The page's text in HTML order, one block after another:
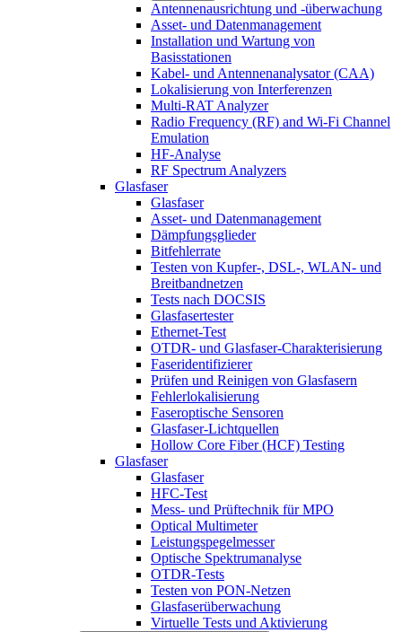
Antennenausrichtung und -überwachung
Asset- und Datenmanagement
Installation und Wartung von
Basisstationen
Kabel- und Antennenanalysator (CAA)
Lokalisierung von Interferenzen
Multi-RAT Analyzer
Radio Frequency (RF) and Wi-Fi Channel
Emulation
HF-Analyse
RF Spectrum Analyzers
Glasfaser
Glasfaser
Asset- und Datenmanagement
Dämpfungsglieder
Bitfehlerrate
Testen von Kupfer-, DSL-, WLAN- und
Breitbandnetzen
Tests nach DOCSIS
Glasfasertester
Ethernet-Test
OTDR- und Glasfaser-Charakterisierung
Faseridentifizierer
Prüfen und Reinigen von Glasfasern
Fehlerlokalisierung
Faseroptische Sensoren
Glasfaser-Lichtquellen
Hollow Core Fiber (HCF) Testing
Glasfaser
Glasfaser
HFC-Test
Mess- und Prüftechnik für MPO
Optical Multimeter
Leistungspegelmesser
Optische Spektrumanalyse
OTDR-Tests
Testen von PON-Netzen
Glasfaserüberwachung
Virtuelle Tests und Aktivierung